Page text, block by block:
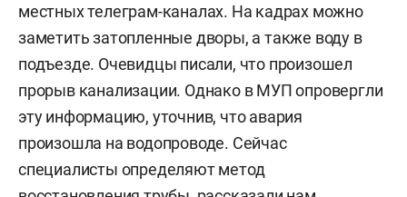
местных телеграм-каналах. На кадрах можно
заметить затопленные дворы, а также воду в
подъезде. Очевидцы писали, что произошел
прорыв канализации. Однако в МУП опровергли
эту информацию, уточнив, что авария
произошла на водопроводе. Сейчас
специалисты определяют метод